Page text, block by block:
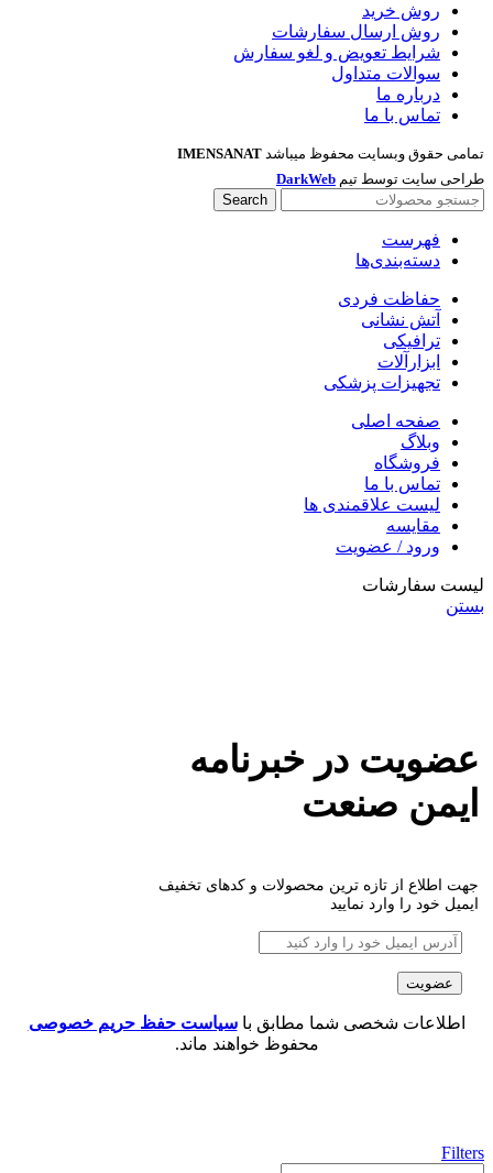
روش خرید
روش ارسال سفارشات
شرایط تعویض و لغو سفارش
سوالات متداول
درباره ما
تماس با ما
تمامی حقوق وبسایت محفوظ میباشد IMENSANAT
طراحی سایت توسط تیم DarkWeb
Search
فهرست
دسته‌بندی‌ها
حفاظت فردی
آتش نشانی
ترافیکی
ابزارآلات
تجهیزات پزشکی
صفحه اصلی
وبلاگ
فروشگاه
تماس با ما
لیست علاقمندی ها
مقایسه
ورود / عضویت
لیست سفارشات
بستن
عضویت در خبرنامه
ایمن صنعت
جهت اطلاع از تازه ترین محصولات و کدهای تخفیف
ایمیل خود را وارد نمایید
اطلاعات شخصی شما مطابق باسیاست حفظ حریم خصوصی
محفوظ خواهند ماند.
Filters